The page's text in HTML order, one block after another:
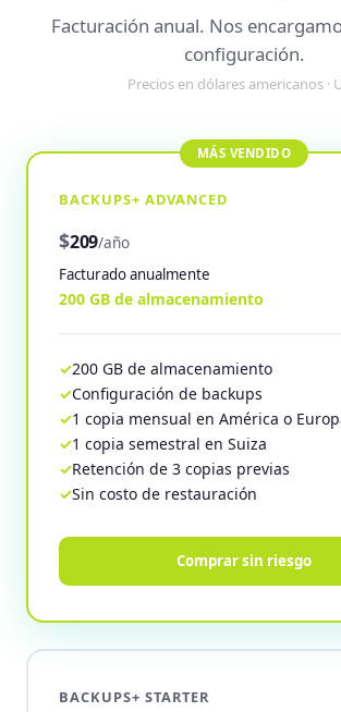
Facturación anual. Nos
configuración.
Precios en dólares americanos ·
BACKUPS+ STARTER
BACKUPS+ ADVANCED
$209/año
Facturado anualmente
200 GB de almacenamiento
200 GB de almacenamiento
Configuración de backups
1 copia mensual en América o
1 copia semestral en Suiza
Retención de 3 copias previas
Sin costo de restauración
Comprar sin riesgo